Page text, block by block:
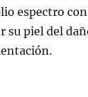
espectro
su piel del